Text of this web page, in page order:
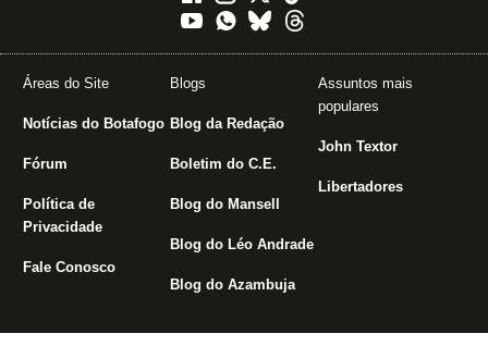
Áreas do Site
Notícias do Botafogo
Fórum
Política de
Privacidade
Fale Conosco
Blogs
Blog da Redação
Boletim do C.E.
Blog do Mansell
Blog do Léo Andrade
Blog do Azambuja
Assuntos mais
populares
John Textor
Libertadores